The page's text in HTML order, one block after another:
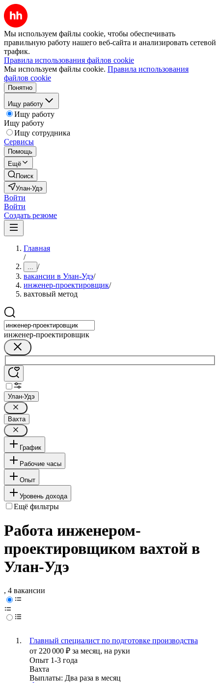
Мы используем файлы cookie, чтобы обеспечивать
правильную работу нашего веб-сайта и анализировать сетевой
трафик.
Правила использования файлов cookie
Мы используем файлы cookie. Правила использования
файлов cookie
Понятно
Ищу работу
Ищу работу
Ищу работу
Ищу сотрудника
Сервисы
Помощь
Ещё
Поиск
Улан-Удэ
Войти
Войти
Создать резюме
Главная
/
... /
вакансии в Улан-Удэ/
инженер-проектировщик/
вахтовый метод
инженер-проектировщик
Улан-Удэ
Вахта
График
Рабочие часы
Опыт
Уровень дохода
Ещё фильтры
Работа инженером-
проектировщиком вахтой в
Улан-Удэ
, 4 вакансии
Главный специалист по подготовке производства
от 220 000 ₽ за месяц, на руки
Опыт 1-3 года
Вахта
Выплаты: Два раза в месяц